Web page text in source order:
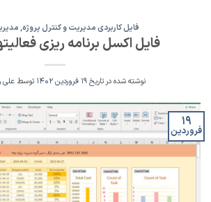
فایل کاربردی مدیریت و کنترل پروژه,
فایل اکسل برنامه ریزی
نوشته شده در تاریخ۱۹ فروردین ۱۴۰۲ توسطعلی
۱۹
فروردین